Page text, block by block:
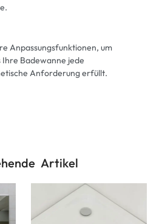
Anpassungsfunktionen, um
Ihre Badewanne jede
Anforderung erfüllt.
Artikel